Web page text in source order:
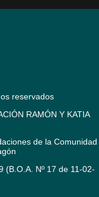
reservados
RAMÓN Y KATIA
de la Comunidad
(B.O.A. Nº 17 de 11-02-